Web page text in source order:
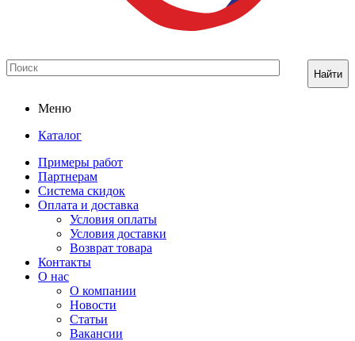
Найти
Меню
Каталог
Примеры работ
Партнерам
Система скидок
Оплата и доставка
Условия оплаты
Условия доставки
Возврат товара
Контакты
О нас
О компании
Новости
Статьи
Вакансии